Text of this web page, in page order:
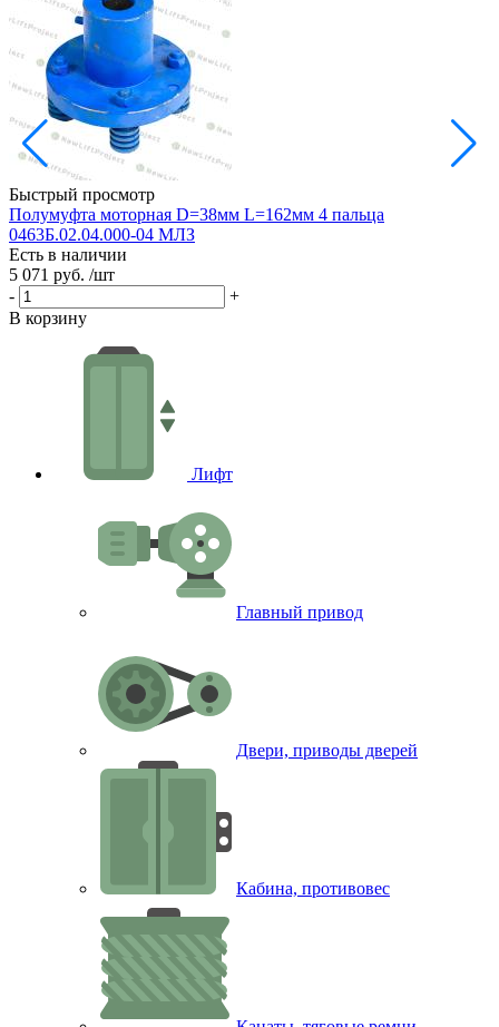
Быстрый просмотр
Полумуфта моторная D=38мм L=162мм 4 пальца
0463Б.02.04.000-04 МЛЗ
Есть в наличии
5 071 руб. /шт
-
+
В корзину
Лифт
Главный привод
Двери, приводы дверей
Кабина, противовес